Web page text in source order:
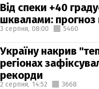
Від спеки +40
шквалами:
3 серпня, 08:00 5460
Україну накрив
регіонах
рекорди
2 серпня, 14:52 3668